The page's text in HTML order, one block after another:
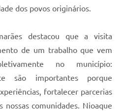
dos povos originários.
destacou que a visita
de um trabalho que vem
no município:
são importantes porque
fortalecer parcerias
comunidades. Nioaque